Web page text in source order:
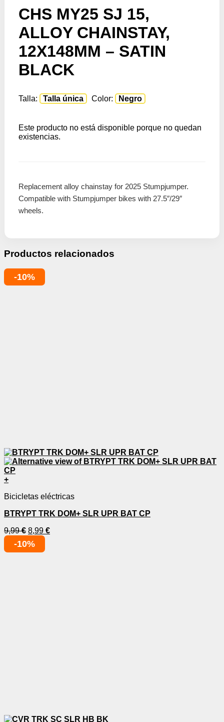
CHS MY25 SJ 15,
ALLOY CHAINSTAY,
12X148MM – SATIN
BLACK
Talla: Talla única Color: Negro
Este producto no está disponible porque no quedan
existencias.
Replacement alloy chainstay for 2025 Stumpjumper.
Compatible with Stumpjumper bikes with 27.5″/29″
wheels.
Productos relacionados
-10%
+
Bicicletas eléctricas
BTRYPT TRK DOM+ SLR UPR BAT CP
9,99€ 8,99 €
-10%